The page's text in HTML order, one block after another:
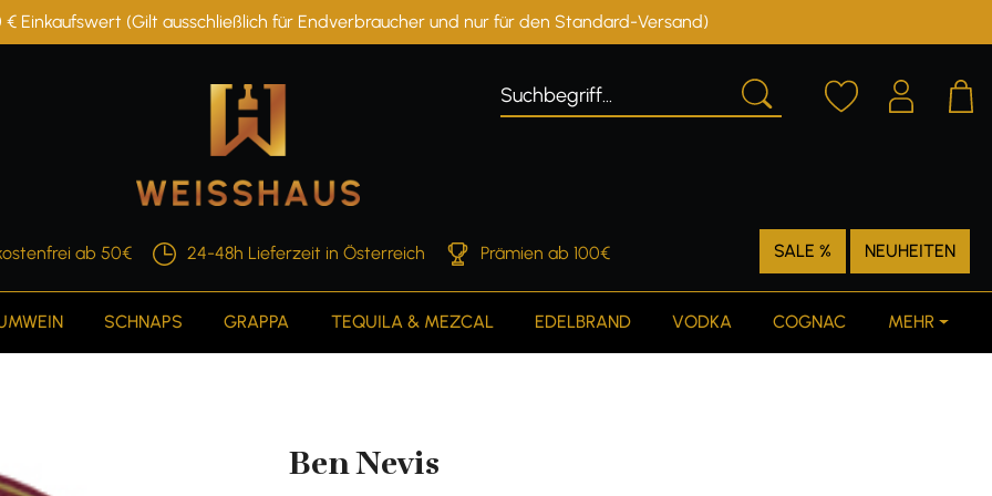
Einkaufswert (Gilt ausschließlich für Endverbraucher und nur für den Standard-Versand)
ab 50€ 24-48h Lieferzeit in Österreich Prämien ab 100€ SALE % NEUHEITEN
SCHNAPS GRAPPA TEQUILA & MEZCAL EDELBRAND VODKA COGNAC MEHR
Ben Nevis